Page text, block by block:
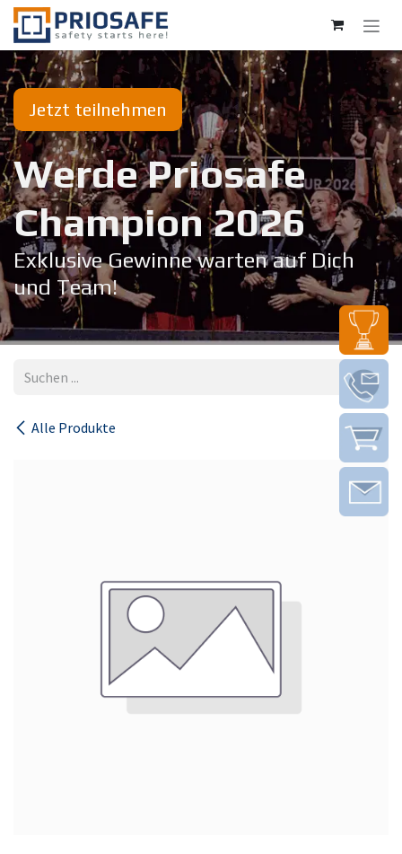
Zum Inhalt springen
Jetzt teilnehmen
Werde Priosafe
Champion 20​26
Exklusive Gewinne warten auf Dich
und Team!
Alle Produkte